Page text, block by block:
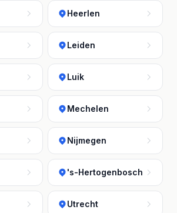
Heerlen
Leiden
Luik
Mechelen
Nijmegen
's-Hertogenbosch
Utrecht